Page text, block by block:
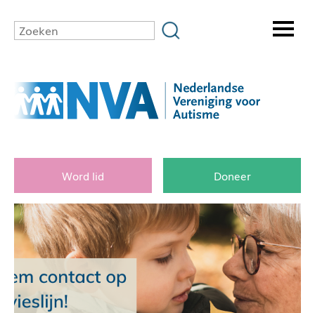
Word lid Doneer